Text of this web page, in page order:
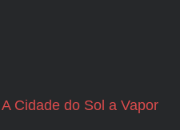
A Cidade do Sol a Vapor